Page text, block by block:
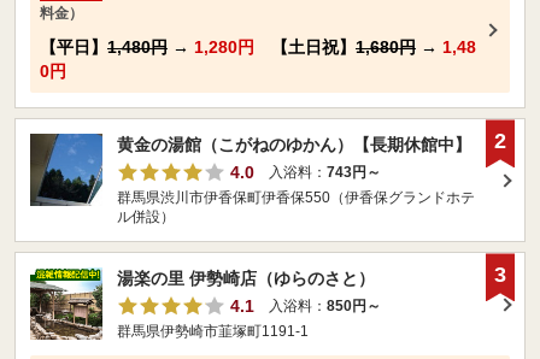
料金）
【平日】 1,480円 → 1,280円 【土日祝】 1,680円 → 1,48
0円
黄金の湯館（こがねのゆかん）【長期休館中】
4.0
入浴料： 743円～
群馬県渋川市伊香保町伊香保550（伊香保グランドホテ
ル併設）
2
湯楽の里 伊勢崎店（ゆらのさと）
4.1
入浴料： 850円～
群馬県伊勢崎市韮塚町1191-1
3